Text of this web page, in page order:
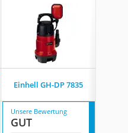
Einhell GH-DP 7835
Unsere Bewertung
GUT